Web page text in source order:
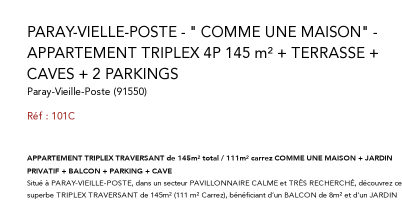
PARAY-VIELLE-POSTE - " COMME UNE MAISON" -
APPARTEMENT TRIPLEX 4P 145 m² + TERRASSE +
CAVES + 2 PARKINGS
Paray-Vieille-Poste (91550)
Réf : 101C
APPARTEMENT TRIPLEX TRAVERSANT de 145m² total / 111m² carrez COMME UNE MAISON + JARDIN
PRIVATIF + BALCON + PARKING + CAVE
Situé à PARAY-VIEILLE-POSTE, dans un secteur PAVILLONNAIRE CALME et TRÈS RECHERCHÉ, découvrez ce
superbe TRIPLEX TRAVERSANT de 145m² (111 m² Carrez), bénéficiant d’un BALCON de 8m² et d’un JARDIN